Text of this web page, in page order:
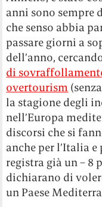
anni sono sempre
che senso abbia
passare giorni a
dell’anno,
di
overtourism
la stagione degli
nell’Europa
discorsi che si
anche per l’Italia
registra già un – 8
dichiarano di
un Paese